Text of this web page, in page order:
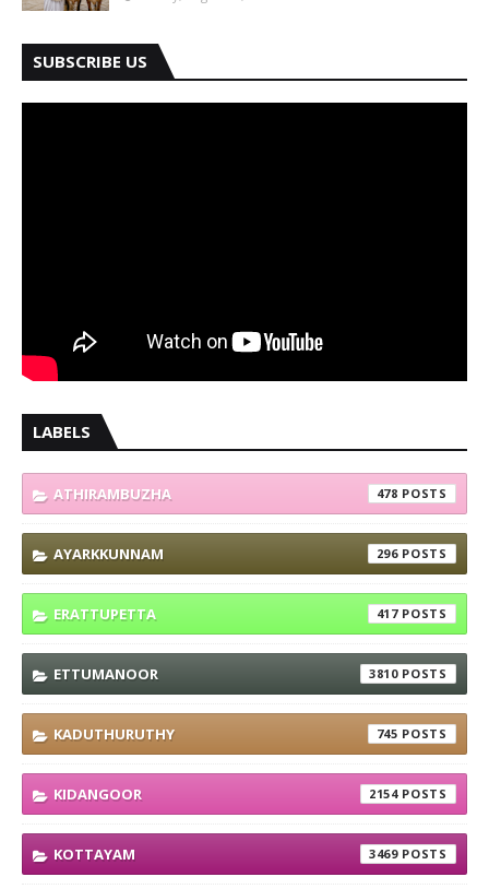
SUBSCRIBE US
LABELS
ATHIRAMBUZHA 478
AYARKKUNNAM 296
ERATTUPETTA 417
ETTUMANOOR 3810
KADUTHURUTHY 745
KIDANGOOR 2154
KOTTAYAM 3469